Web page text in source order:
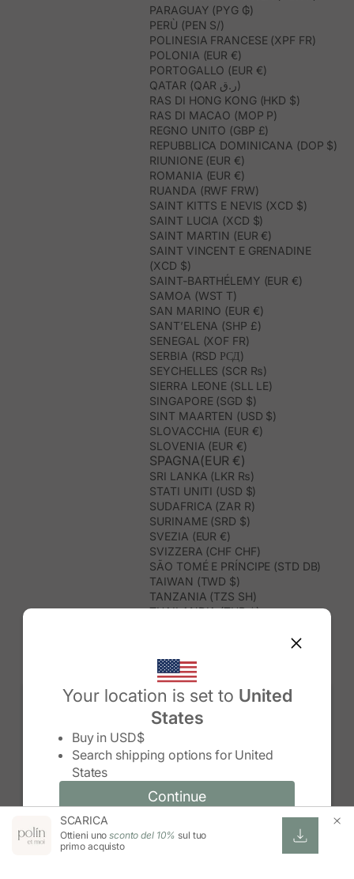
Your location is set to United
States
Buy in USD$
Search shipping options for United
States
Continue
Change country/region and language
Change country/region
Continue
PARAGUAY (PYG ₲)
PERÙ (PEN S/)
POLINESIA FRANCESE (XPF FR)
POLONIA (EUR €)
PORTOGALLO (EUR €)
QATAR (QAR ر.ق)
RAS DI HONG KONG (HKD $)
RAS DI MACAO (MOP P)
REGNO UNITO (GBP £)
REPUBBLICA DOMINICANA (DOP $)
RIUNIONE (EUR €)
ROMANIA (EUR €)
RUANDA (RWF FRW)
SAINT KITTS E NEVIS (XCD $)
SAINT LUCIA (XCD $)
SAINT MARTIN (EUR €)
SAINT VINCENT E GRENADINE
(XCD $)
SAINT-BARTHÉLEMY (EUR €)
SAMOA (WST T)
SAN MARINO (EUR €)
SANT’ELENA (SHP £)
SENEGAL (XOF FR)
SERBIA (RSD РСД)
SEYCHELLES (SCR ₨)
SIERRA LEONE (SLL LE)
SINGAPORE (SGD $)
SINT MAARTEN (USD $)
SLOVACCHIA (EUR €)
SLOVENIA (EUR €)
SPAGNA(EUR €)
SRI LANKA (LKR ₨)
STATI UNITI (USD $)
SUDAFRICA (ZAR R)
SURINAME (SRD $)
SVEZIA (EUR €)
SVIZZERA (CHF CHF)
SÃO TOMÉ E PRÍNCIPE (STD DB)
TAIWAN (TWD $)
TANZANIA (TZS SH)
THAILANDIA (THB ฿)
TONGA (TOP T$)
TRINIDAD E TOBAGO (TTD $)
TUNISIA (USD $)
TURCHIA (TRY ₺)
TURKMENISTAN (USD $)
UNGHERIA (EUR €)
UZBEKISTAN (UZS SO'M)
VANUATU (VUV VT)
VIETNAM (VND ₫)
WALLIS E FUTUNA (XPF FR)
SCARICA
Ottieni unosconto del 10% sul tuo
primo acquisto